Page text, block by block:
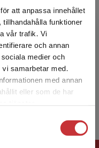
att anpassa innehållet
funktioner
vår trafik. Vi
och annan
medier och
samarbetar med.
med annan
eller som de har
utanför Sverige.
Sverige. För
som professor och
vid Luleå